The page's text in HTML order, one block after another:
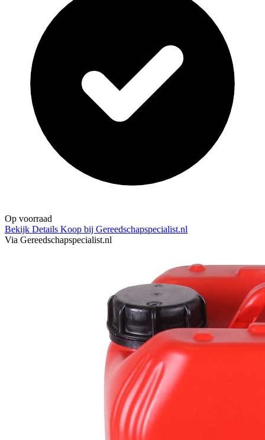
Op voorraad
Bekijk Details Koop bij Gereedschapspecialist.nl
Via Gereedschapspecialist.nl